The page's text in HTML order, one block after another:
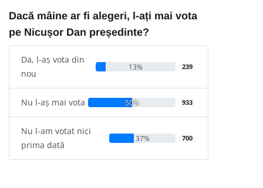
Dacă mâine ar fi alegeri, l-ați mai vota
pe Nicușor Dan președinte?
Da, l-aș vota din
nou
13% 239
Nu l-aș mai vota 50% 933
Nu l-am votat nici
prima dată
37% 700